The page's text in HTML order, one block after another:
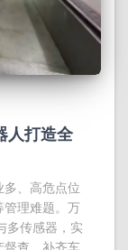
人打造全
、高危点位
理难题。万
多传感器，实